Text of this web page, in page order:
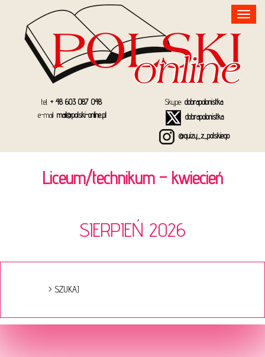
Toggle
navigation
tel. + 48 603 087 048
e-mail: mail@polski-online.pl
Skype: dobrapolonistka
dobrapolonistka
@quizy_z_polskiego
Liceum/technikum – kwiecień
SIERPIEŃ 2026